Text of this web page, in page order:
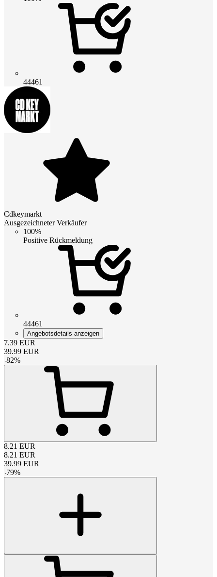
44461
Cdkeymarkt
Ausgezeichneter Verkäufer
100%
Positive Rückmeldung
44461
Angebotsdetails anzeigen
7.39 EUR
39.99 EUR
-82%
8.21 EUR
8.21 EUR
39.99 EUR
-79%